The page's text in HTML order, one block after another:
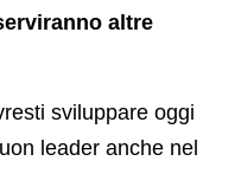
altre
sviluppare oggi
leader anche nel